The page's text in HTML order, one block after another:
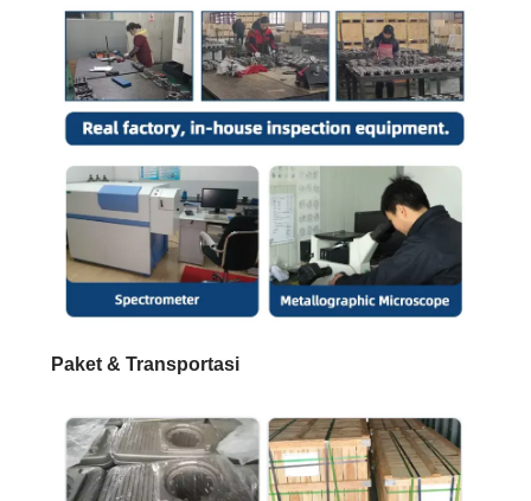
Paket & Transportasi